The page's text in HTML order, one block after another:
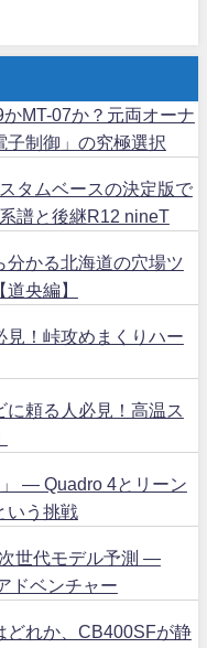
かMT-07か？元両オーナ
子制御」の究極選択
タムベースの決定版で
譜と後継R12 nineT
分かる北海道の穴場ツ
央編】
見！峠攻めまくりハー
に頼る人必見！高温ス
― Quadro 4とリーン
いう挑戦
世代モデル予測 ―
ドベンチャー
どれか、CB400SFが静